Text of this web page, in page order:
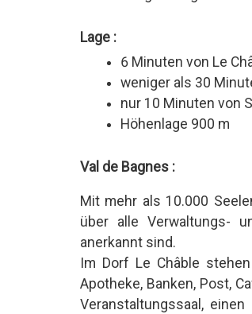
Lage :
6 Minuten von Le
weniger als 30
nur 10 Minuten von
Höhenlage 900 m
Val de Bagnes :
Mit mehr als 10.000
über alle Verwaltungs-
anerkannt sind.
Im Dorf Le Châble
Apotheke, Banken, Post,
Veranstaltungssaal,